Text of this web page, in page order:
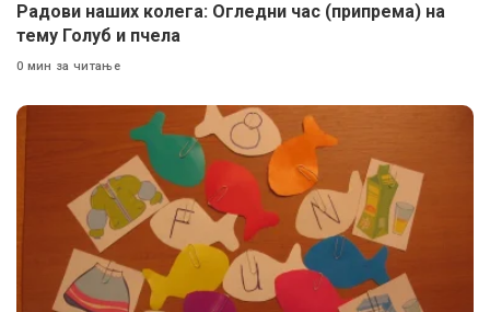
Радови наших колега: Огледни час (припрема) на
тему Голуб и пчела
0 мин за читање